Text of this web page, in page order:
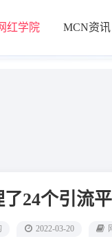
红学院 MCN资讯
24个引流
2022-03-20